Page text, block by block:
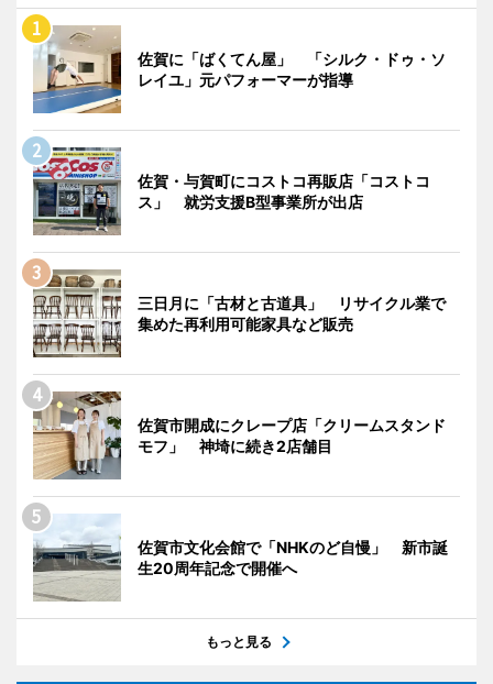
佐賀に「ばくてん屋」 「シルク・ドゥ・ソ
レイユ」元パフォーマーが指導
佐賀・与賀町にコストコ再販店「コストコ
ス」 就労支援B型事業所が出店
三日月に「古材と古道具」 リサイクル業で
集めた再利用可能家具など販売
佐賀市開成にクレープ店「クリームスタンド
モフ」 神埼に続き2店舗目
佐賀市文化会館で「NHKのど自慢」 新市誕
生20周年記念で開催へ
もっと見る